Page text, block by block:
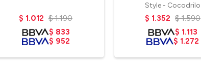
$ 1.012 $ 1.190
$ 833
$ 952
Style - Cocodrilo
$ 1.352 $ 1.590
$ 1.113
$ 1.272